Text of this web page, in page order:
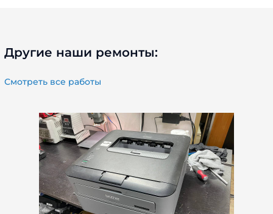
Другие наши ремонты:
Смотреть все работы